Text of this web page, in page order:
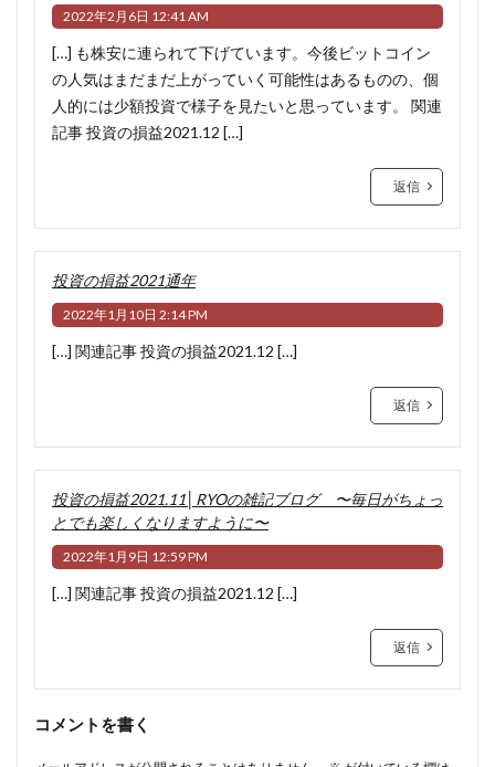
2022年2月6日 12:41 AM
[…] も株安に連られて下げています。今後ビットコイン
の人気はまだまだ上がっていく可能性はあるものの、個
人的には少額投資で様子を見たいと思っています。 関連
記事 投資の損益2021.12 […]
返信
投資の損益2021通年
2022年1月10日 2:14 PM
[…] 関連記事 投資の損益2021.12 […]
返信
投資の損益2021.11│RYOの雑記ブログ 〜毎日がちょっ
とでも楽しくなりますように〜
2022年1月9日 12:59 PM
[…] 関連記事 投資の損益2021.12 […]
返信
コメントを書く